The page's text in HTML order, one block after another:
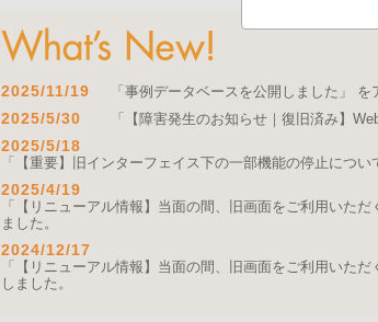
2025/11/19 「事例データベースを公開しました」 を
2025/5/30 「【障害発生のお知らせ｜復旧済み】
2025/5/18
「【重要】旧インターフェイス下の一部機能の停止につい
2025/4/19
「【リニューアル情報】当面の間、旧画面をご利用いた
ました。
2024/12/17
「【リニューアル情報】当面の間、旧画面をご利用いた
しました。